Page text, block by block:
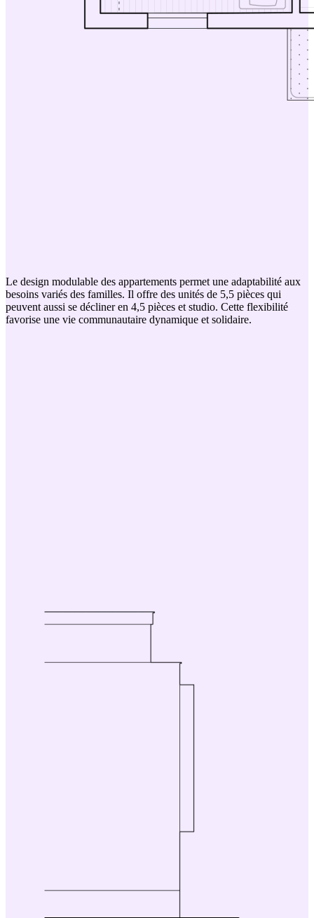
Le design modulable des appartements permet une adaptabilité aux
besoins variés des familles. Il offre des unités de 5,5 pièces qui
peuvent aussi se décliner en 4,5 pièces et studio. Cette flexibilité
favorise une vie communautaire dynamique et solidaire.